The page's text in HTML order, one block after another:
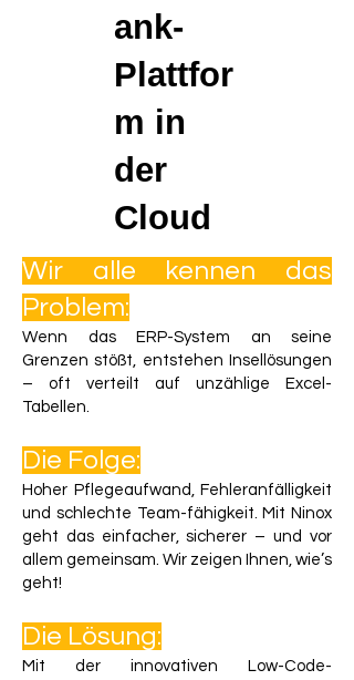
ank-
Plattfor
m in
der
Cloud
Wir alle kennen das
Problem:
Wenn das ERP-System an seine
Grenzen stößt, entstehen Insellösungen
– oft verteilt auf unzählige Excel-
Tabellen.
Die Folge:
Hoher Pflegeaufwand, Fehleranfälligkeit
und schlechte Team-fähigkeit. Mit Ninox
geht das einfacher, sicherer – und vor
allem gemeinsam. Wir zeigen Ihnen, wie’s
geht!
Die Lösung:
Mit der innovativen Low-Code-